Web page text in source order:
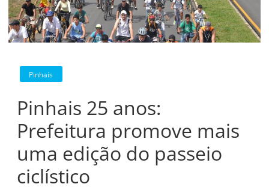
Pinhais
Pinhais 25 anos:
Prefeitura promove mais
uma edição do passeio
ciclístico